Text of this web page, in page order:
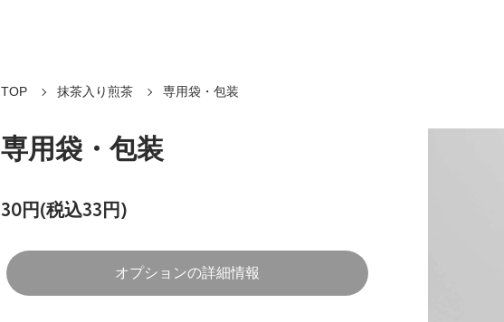
TOP 抹茶入り煎茶 専用袋・包装
専用袋・包装
30円(税込33円)
オプションの詳細情報